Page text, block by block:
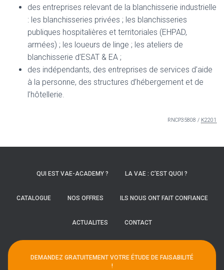
des entreprises relevant de la blanchisserie industrielle
: les blanchisseries privées ; les blanchisseries
publiques hospitalières et territoriales (EHPAD,
armées) ; les loueurs de linge ; les ateliers de
blanchisserie d’ESAT & EA ;
des indépendants, des entreprises de services d’aide
à la personne, des structures d’hébergement et de
l’hôtellerie.
RNCP35808 / K2201
QUI EST VAE-ACADEMY ? LA VAE : C’EST QUOI ?
CATALOGUE NOS OFFRES ILS NOUS ONT FAIT CONFIANCE
ACTUALITES CONTACT
DEMANDEZ GRATUITEMENT VOTRE ÉTUDE DE FAISABILITÉ
!